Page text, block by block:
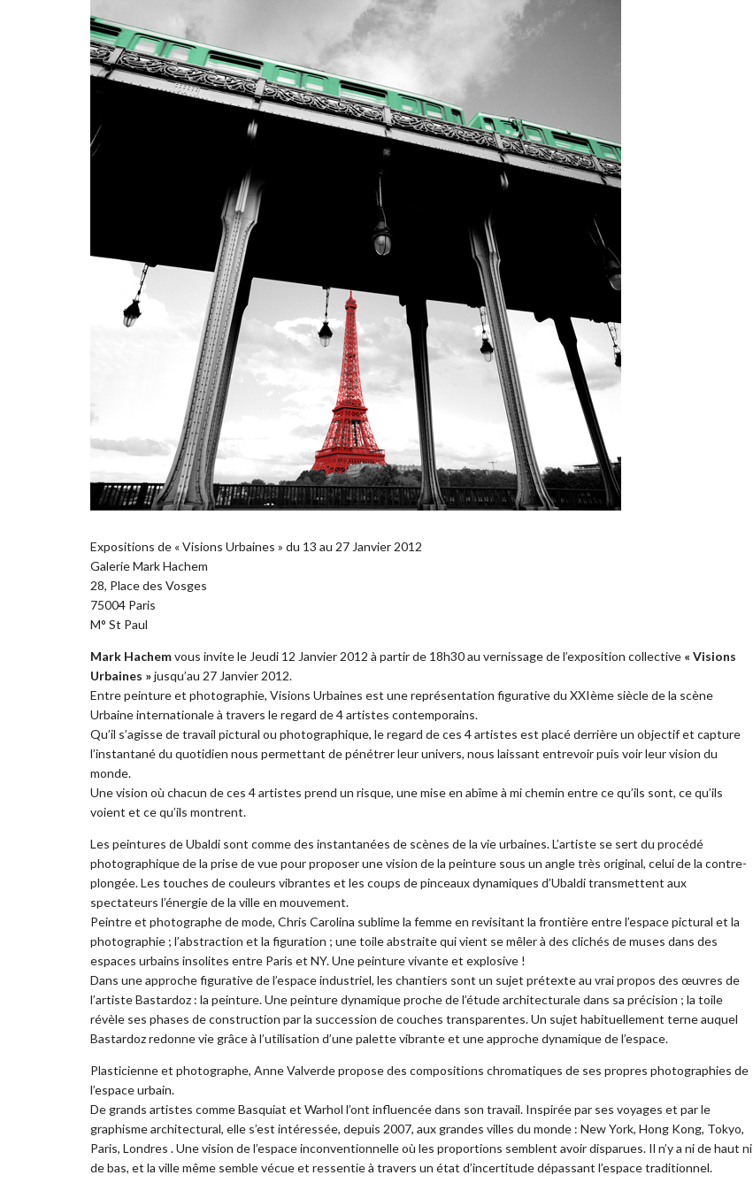
Expositions de « Visions Urbaines » du 13 au 27 Janvier 2012
Galerie Mark Hachem
28, Place des Vosges
75004 Paris
M° St Paul
Mark Hachemvous invite le Jeudi 12 Janvier 2012 à partir de 18h30 au vernissage de l’exposition collective « Visions
Urbaines »jusqu’au 27 Janvier 2012.
Entre peinture et photographie, Visions Urbaines est une représentation figurative du XXIème siècle de la scène
Urbaine internationale à travers le regard de 4 artistes contemporains.
Qu’il s’agisse de travail pictural ou photographique, le regard de ces 4 artistes est placé derrière un objectif et capture
l’instantané du quotidien nous permettant de pénétrer leur univers, nous laissant entrevoir puis voir leur vision du
monde.
Une vision où chacun de ces 4 artistes prend un risque, une mise en abîme à mi chemin entre ce qu’ils sont, ce qu’ils
voient et ce qu’ils montrent.
Les peintures de Ubaldi sont comme des instantanées de scènes de la vie urbaines. L’artiste se sert du procédé
photographique de la prise de vue pour proposer une vision de la peinture sous un angle très original, celui de la contre-
plongée. Les touches de couleurs vibrantes et les coups de pinceaux dynamiques d’Ubaldi transmettent aux
spectateurs l’énergie de la ville en mouvement.
Peintre et photographe de mode, Chris Carolina sublime la femme en revisitant la frontière entre l’espace pictural et la
photographie ; l’abstraction et la figuration ; une toile abstraite qui vient se mêler à des clichés de muses dans des
espaces urbains insolites entre Paris et NY. Une peinture vivante et explosive !
Dans une approche figurative de l’espace industriel, les chantiers sont un sujet prétexte au vrai propos des œuvres de
l’artiste Bastardoz : la peinture. Une peinture dynamique proche de l’étude architecturale dans sa précision ; la toile
révèle ses phases de construction par la succession de couches transparentes. Un sujet habituellement terne auquel
Bastardoz redonne vie grâce à l’utilisation d’une palette vibrante et une approche dynamique de l’espace.
Plasticienne et photographe, Anne Valverde propose des compositions chromatiques de ses propres photographies de
l’espace urbain.
De grands artistes comme Basquiat et Warhol l’ont influencée dans son travail. Inspirée par ses voyages et par le
graphisme architectural, elle s’est intéressée, depuis 2007, aux grandes villes du monde : New York, Hong Kong, Tokyo,
Paris, Londres . Une vision de l’espace inconventionnelle où les proportions semblent avoir disparues. Il n’y a ni de haut ni
de bas, et la ville même semble vécue et ressentie à travers un état d’incertitude dépassant l’espace traditionnel.